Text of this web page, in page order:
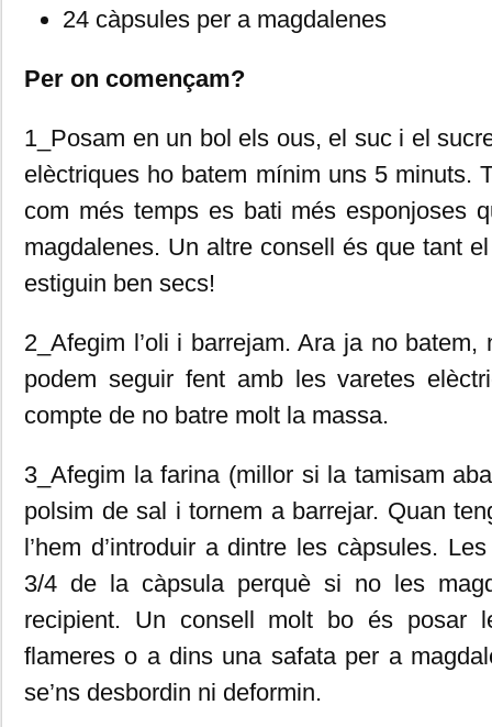
24 càpsules per a magdalenes
Per on començam?
1_Posam en un bol els ous, el suc i el
elèctriques ho batem mínim uns 5 minuts.
com més temps es bati més esponjoses
magdalenes. Un altre consell és que tant
estiguin ben secs!
2_Afegim l’oli i barrejam. Ara ja no batem,
podem seguir fent amb les varetes
compte de no batre molt la massa.
3_Afegim la farina (millor si la tamisam
polsim de sal i tornem a barrejar. Quan
l’hem d’introduir a dintre les càpsules.
3/4 de la càpsula perquè si no les
recipient. Un consell molt bo és posar
flameres o a dins una safata per a
se’ns desbordin ni deformin.